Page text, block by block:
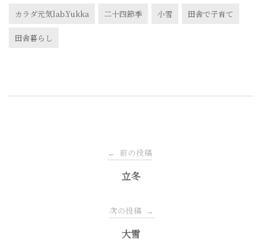
カラダ元気lab.Yukka 二十四節季 小雪 田舎で子育て
田舎暮らし
← 前の投稿
立冬
次の投稿 →
大雪